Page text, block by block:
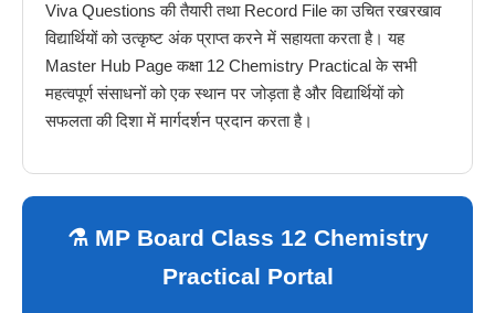
Viva Questions की तैयारी तथा Record File का उचित रखरखाव
विद्यार्थियों को उत्कृष्ट अंक प्राप्त करने में सहायता करता है। यह
Master Hub Page कक्षा 12 Chemistry Practical के सभी
महत्वपूर्ण संसाधनों को एक स्थान पर जोड़ता है और विद्यार्थियों को
सफलता की दिशा में मार्गदर्शन प्रदान करता है।
⚗️ MP Board Class 12 Chemistry
Practical Portal